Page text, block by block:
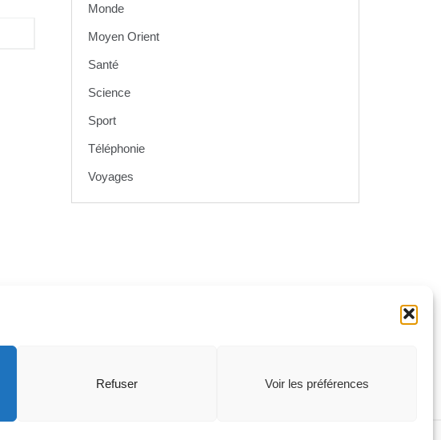
Refuser Voir les préférences
Monde
Moyen Orient
Santé
Science
Sport
Téléphonie
Voyages
débloque enfin la 5G